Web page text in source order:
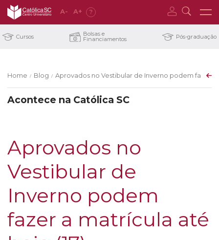
A- A+ ?
Cursos Bolsas e
Financiamentos Pós-graduação
Home / Blog / Aprovados no Vestibular de Inverno podem fazer a
Acontece na Católica SC
Aprovados no
Vestibular de
Inverno podem
fazer a matrícula até